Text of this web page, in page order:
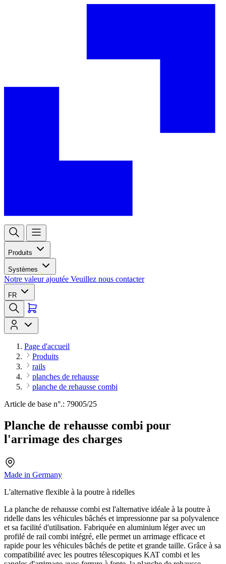
Produits
Systèmes
Notre valeur ajoutée Veuillez nous contacter
FR
Page d'accueil
Produits
rails
planches de rehausse
planche de rehausse combi
Article de base n°.: 79005/25
Planche de rehausse combi pour
l'arrimage des charges
Made in Germany
L'alternative flexible à la poutre à ridelles
La planche de rehausse combi est l'alternative idéale à la poutre à
ridelle dans les véhicules bâchés et impressionne par sa polyvalence
et sa facilité d'utilisation. Fabriquée en aluminium léger avec un
profilé de rail combi intégré, elle permet un arrimage efficace et
rapide pour les véhicules bâchés de petite et grande taille. Grâce à sa
compatibilité avec les poutres télescopiques KAT combi et les